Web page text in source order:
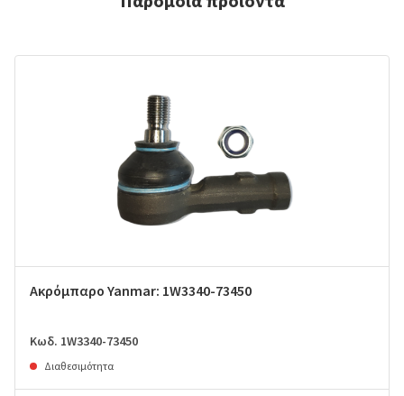
Ακρόμπαρο Yanmar: 1W3340-73450
Κωδ. 1W3340-73450
Διαθεσιμότητα